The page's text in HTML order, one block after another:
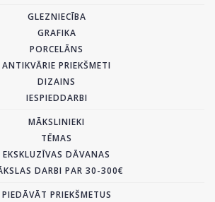
GLEZNIECĪBA
GRAFIKA
PORCELĀNS
ANTIKVĀRIE PRIEKŠMETI
DIZAINS
IESPIEDDARBI
MĀKSLINIEKI
TĒMAS
EKSKLUZĪVAS DĀVANAS
DARBI PAR 30-300€
PIEDĀVĀT PRIEKŠMETUS